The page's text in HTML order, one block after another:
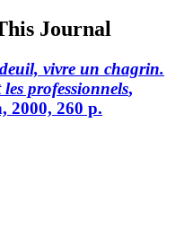
Journal
vivre un chagrin.
professionnels,
2000, 260 p.